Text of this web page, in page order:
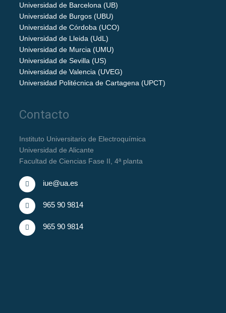
Universidad de Barcelona (UB)
Universidad de Burgos (UBU)
Universidad de Córdoba (UCO)
Universidad de Lleida (UdL)
Universidad de Murcia (UMU)
Universidad de Sevilla (US)
Universidad de Valencia (UVEG)
Universidad Politécnica de Cartagena (UPCT)
Contacto
Instituto Universitario de Electroquímica
Universidad de Alicante
Facultad de Ciencias Fase II, 4ª planta
iue@ua.es
965 90 9814
965 90 9814